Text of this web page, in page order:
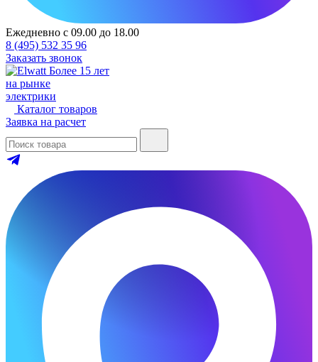
Ежедневно с 09.00 до 18.00
8 (495) 532 35 96
Заказать звонок
Более 15 лет
на рынке
электрики
Каталог товаров
Заявка на расчет